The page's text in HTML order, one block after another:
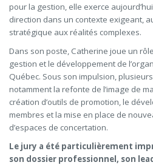
pour la gestion, elle exerce
direction dans un contexte exigeant,
stratégique aux réalités complexes.
Dans son poste, Catherine joue un
gestion et le développement de
Québec. Sous son impulsion,
notamment la refonte de l’image de
création d’outils de promotion, le
membres et la mise en place de
d’espaces de concertation.
Le jury a été particulièrement
son dossier professionnel, son